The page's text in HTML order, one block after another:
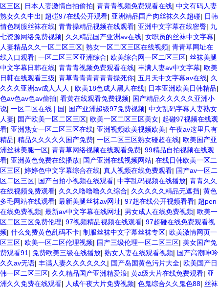
区三区| 日本人妻激情自拍偷拍| 青青青视频免费观看在线| 中文有码人妻
熟女久久中出| 超碰97在线公开观看| 亚洲精品国产肉丝袜久久超碰| 日韩
情色制服丝袜在线| 青青操精品视频在线观看| 亚洲中文字幕在线密臀| 九
七资源网络免费视频| 久久精品国产亚洲av在线| 女职员的丝袜中文字幕|
人妻精品久久一区二区三区| 熟女一区二区三区在线视频| 青青草网址在
线入口观看| 一区二区三区亚洲综合| 欧美综合网一区二区三区| 丝袜美腿
中文字幕日韩在线| 青青青视频免费观看在线| 丰满人妻av中文字幕| 欧美
日韩在线观看三级| 青草青青青青青青操死你| 五月天中文字幕av在线| 久
久久久亚洲av成人人人 | 欧美18色成人黑人在线| 日本亚洲欧美日韩精品|
色av色av色av偷拍| 看黄在线观看免费视频| 国产精品久久久久久亚洲小
说| 一区二区在线 | 国| 国产亚洲超级97免费视频| 中文乱码字幕人妻熟女
人妻| 国产欧美一区二区三区| 欧美一区二区三区美女| 起碰97视频在线观
看| 亚洲熟女一区二区三区在线| 亚洲视频欧美视频欧美| 午夜av这里只有
精品| 精品久久久久久国产免费| 一区二区三区熟女碰超在线| 欧美国产亚
洲丝袜美腿一区| 青青草网络视频在线观看免费| 99精品自拍视频在线观
看| 亚洲黄色免费在线播放| 国产亚洲在线视频网站| 在线日韩欧美一区二
区三区| 婷婷色中文字幕综合在线| 真人视频在线免费观看| 国产av一区二
区二区三区| 国产自拍小视频在线观看| 中字乱码视频在线播放| 青青久久
在线视频免费观看| 久久久噜噜噜久久综合| 久久久久久精品无遮挡| 黄色
多毛网站在线观看| 最新美腿丝袜av网址| 97超在线公开视频看看| 超pen
在线免费视频| 最新av中文字幕在线网址| 男女成人在线免费视频| 欧美一
区二区三区免费伦理| 97视频精品视频在线观看| 97超碰在线免费观看视
频| 什么免费黄色乱码不卡| 制服丝袜中文字幕丝袜专区| 欧美激情网页一
区三区| 欧美一区二区伦理视频| 国产三级伦理一区二区三区| 美女国产免
费观看91 | 免费欧美三级在线播放| 熟女人妻在线观看视频| 国产高潮呻吟
久久av无语| 丰满人妻久久久久久久 | 国产岛国黄色污片大全| 欧美国产日
韩一区二区三区| 久久精品国产亚洲精爱浪| 黄a级大片在线免费观看| 亚
洲久久免费在线观看| 人成午夜大片免费视频| 色鬼综合久久鬼色88| 丝袜